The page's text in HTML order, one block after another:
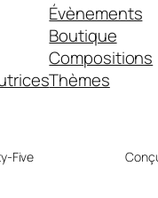
Évènements
Boutique
Compositions
Thèmes
Five